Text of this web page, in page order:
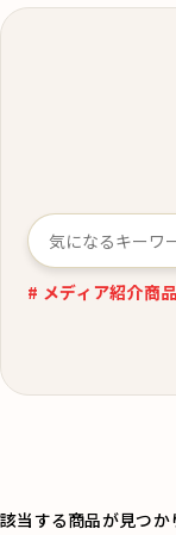
# メディア紹介商品
該当する商品が見つか